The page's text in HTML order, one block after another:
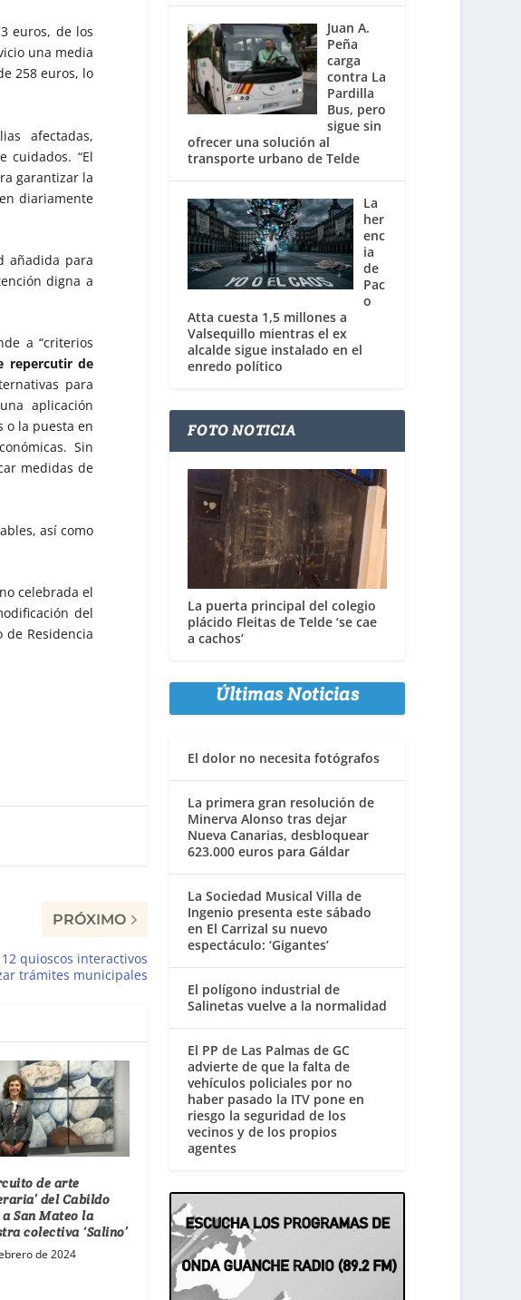
euros, de los
una media
258 euros, lo
afectadas,
cuidados. “El
garantizar la
diariamente
añadida para
digna a
a “criterios
repercutir de
para
aplicación
o la puesta en
Sin
medidas de
así como
celebrada el
del
de Residencia
PRÓXIMO
quioscos interactivos
trámites municipales
de arte
del Cabildo
San Mateo la
colectiva ‘Salino’
de 2024
Juan A.
Peña
carga
contra La
Pardilla
Bus, pero
sigue sin
ofrecer una solución al
transporte urbano de Telde
La
her
enc
ia
de
Pac
o
Atta cuesta 1,5 millones a
Valsequillo mientras el ex
alcalde sigue instalado en el
enredo político
FOTO NOTICIA
La puerta principal del colegio
plácido Fleitas de Telde ‘se cae
a cachos’
Últimas Noticias
El dolor no necesita fotógrafos
La primera gran resolución de
Minerva Alonso tras dejar
Nueva Canarias, desbloquear
623.000 euros para Gáldar
La Sociedad Musical Villa de
Ingenio presenta este sábado
en El Carrizal su nuevo
espectáculo: ‘Gigantes’
El polígono industrial de
Salinetas vuelve a la normalidad
El PP de Las Palmas de GC
advierte de que la falta de
vehículos policiales por no
haber pasado la ITV pone en
riesgo la seguridad de los
vecinos y de los propios
agentes